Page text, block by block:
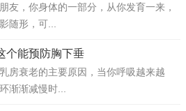
友，你身体的一部分，从你发育一来，
随形，可...
个能预防胸下垂
房衰老的主要原因，当你呼吸越来越
渐渐减慢时...